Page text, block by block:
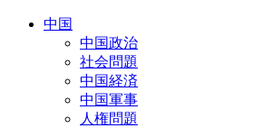
中国
中国政治
社会問題
中国経済
中国軍事
人権問題